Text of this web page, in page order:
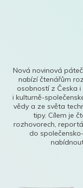
Nová novinová
nabízí čtenářům
osobností z Česka
i kulturně-
vědy a ze světa
tipy. Cílem je
rozhovorech,
do